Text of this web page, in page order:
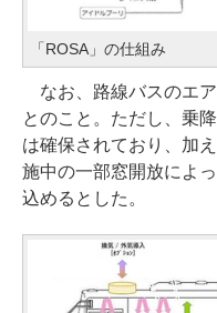
「ROSA」の仕組み
なお、路線バスのエ
とのこと。ただし、乗
は確保されており、加
施中の一部窓開放によ
込めるとした。